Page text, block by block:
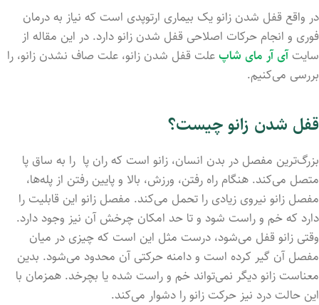
در واقع قفل شدن زانو یک بیماری ارتوپدی است که نیاز به درمان
فوری و انجام حرکات اصلاحی قفل شدن زانو دارد. در این مقاله از
سایتآی آر مای شاپعلت قفل شد‌ن زانو، علت صاف‌ نشد‌ن زانو، را
بررسی می‌کنیم.
قفل شدن زانو چیست؟
بزرگ‌ترین مفصل در بدن انسان، زانو است که ران پا را به ساق پا
متصل می‌‌‌کند. هنگام راه رفتن، ورزش، بالا و پایین رفتن از پله‌ها،
مفصل زانو نیروی زیادی را تحمل می‌‌‌کند. مفصل زانو این قابلیت را
دارد که خم و راست شود و تا حد امکان چرخش آن نیز وجود دارد.
وقتی زانو قفل می‌شود، درست مثل این است که چیزی در میان
مفصل آن گیر کرد‌ه است و دامنه حرکتی آن محدود می‌‌شود. بدین
معناست زانو دیگر نمی‌تواند خم و راست شد‌ه یا بچرخد. همزمان با
این حالت درد نیز حرکت زانو را دشوار می‌کند.